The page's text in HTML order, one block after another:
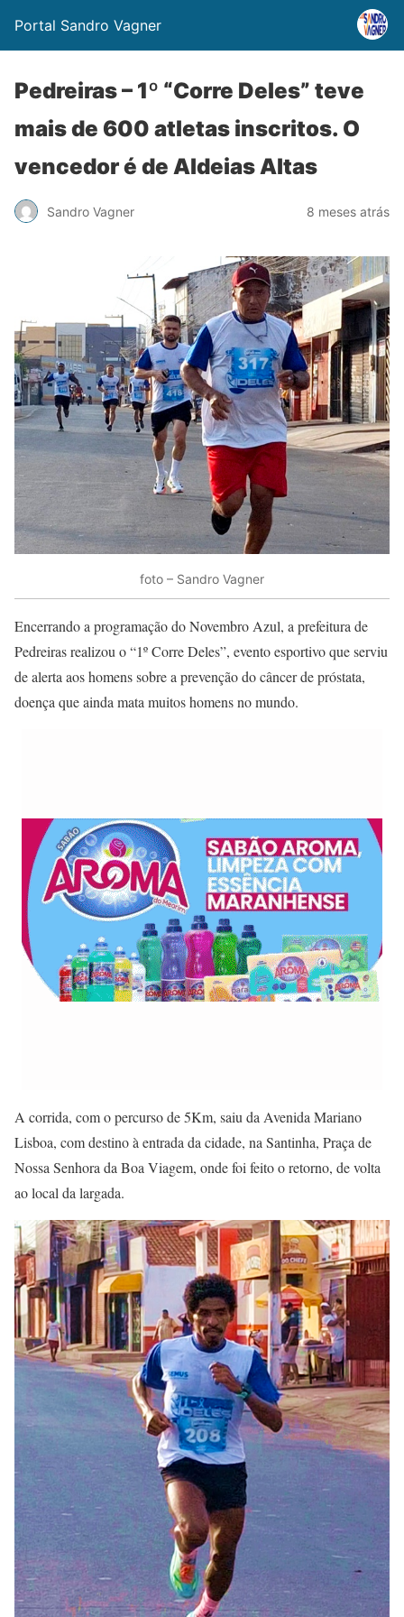
Portal Sandro Vagner
Pedreiras – 1º “Corre Deles” teve
mais de 600 atletas inscritos. O
vencedor é de Aldeias Altas
Sandro Vagner 8 meses atrás
foto – Sandro Vagner
Encerrando a programação do Novembro Azul, a prefeitura de
Pedreiras realizou o “1º Corre Deles”, evento esportivo que serviu
de alerta aos homens sobre a prevenção do câncer de próstata,
doença que ainda mata muitos homens no mundo.
A corrida, com o percurso de 5Km, saiu da Avenida Mariano
Lisboa, com destino à entrada da cidade, na Santinha, Praça de
Nossa Senhora da Boa Viagem, onde foi feito o retorno, de volta
ao local da largada.